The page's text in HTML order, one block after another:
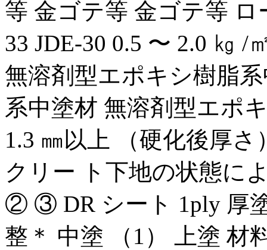
等 金ゴテ等 金ゴテ等 ロ
33 JDE-30 0.5 〜 2.0 ㎏ /
無溶剤型エポキシ樹脂
系中塗材 無溶剤型エポ
1.3 ㎜以上 （硬化後厚
クリー ト下地の状態に
② ③ DR シート 1ply 厚
整＊ 中塗 （1） 上塗 材